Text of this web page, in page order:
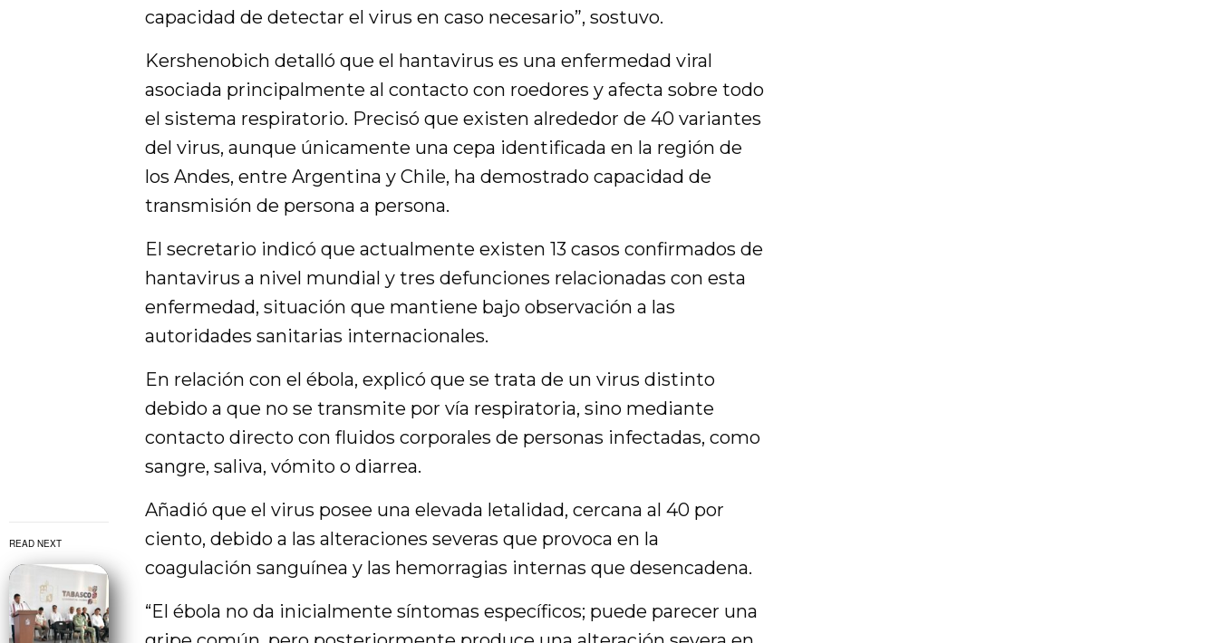
READ NEXT
capacidad de detectar el virus en caso necesario”, sostuvo.
Kershenobich detalló que el hantavirus es una enfermedad viral
asociada principalmente al contacto con roedores y afecta sobre todo
el sistema respiratorio. Precisó que existen alrededor de 40 variantes
del virus, aunque únicamente una cepa identificada en la región de
los Andes, entre Argentina y Chile, ha demostrado capacidad de
transmisión de persona a persona.
El secretario indicó que actualmente existen 13 casos confirmados de
hantavirus a nivel mundial y tres defunciones relacionadas con esta
enfermedad, situación que mantiene bajo observación a las
autoridades sanitarias internacionales.
En relación con el ébola, explicó que se trata de un virus distinto
debido a que no se transmite por vía respiratoria, sino mediante
contacto directo con fluidos corporales de personas infectadas, como
sangre, saliva, vómito o diarrea.
Añadió que el virus posee una elevada letalidad, cercana al 40 por
ciento, debido a las alteraciones severas que provoca en la
coagulación sanguínea y las hemorragias internas que desencadena.
“El ébola no da inicialmente síntomas específicos; puede parecer una